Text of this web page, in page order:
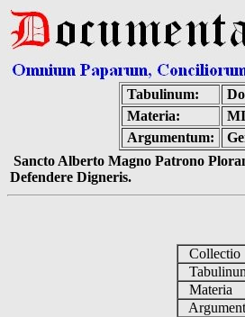
Tabulinum:
Materia:
Argumentum:
Sancto Alberto Magno Patrono
Defendere Digneris.
Collectio
Materia